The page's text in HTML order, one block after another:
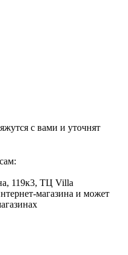
с вами и уточнят
119к3, ТЦ Villa
магазина и может